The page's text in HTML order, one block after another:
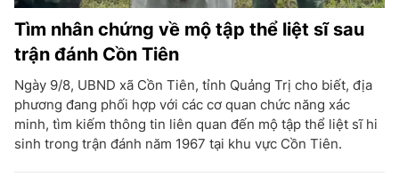
Tìm nhân chứng về mộ tập thể liệt sĩ sau
trận đánh Cồn Tiên
Ngày 9/8, UBND xã Cồn Tiên, tỉnh Quảng Trị cho biết, địa
phương đang phối hợp với các cơ quan chức năng xác
minh, tìm kiếm thông tin liên quan đến mộ tập thể liệt sĩ hi
sinh trong trận đánh năm 1967 tại khu vực Cồn Tiên.